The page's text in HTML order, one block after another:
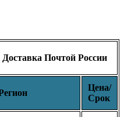
Доставка Почтой России
Цена/
Срок